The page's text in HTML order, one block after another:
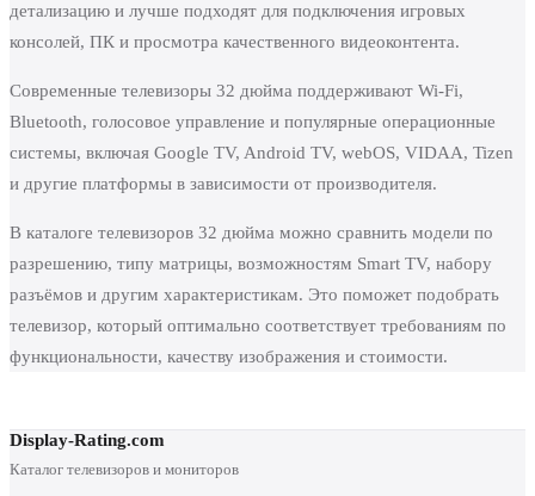
детализацию и лучше подходят для подключения игровых
консолей, ПК и просмотра качественного видеоконтента.
Современные телевизоры 32 дюйма поддерживают Wi-Fi,
Bluetooth, голосовое управление и популярные операционные
системы, включая Google TV, Android TV, webOS, VIDAA, Tizen
и другие платформы в зависимости от производителя.
В каталоге телевизоров 32 дюйма можно сравнить модели по
разрешению, типу матрицы, возможностям Smart TV, набору
разъёмов и другим характеристикам. Это поможет подобрать
телевизор, который оптимально соответствует требованиям по
функциональности, качеству изображения и стоимости.
Display-Rating.com
Каталог телевизоров и мониторов